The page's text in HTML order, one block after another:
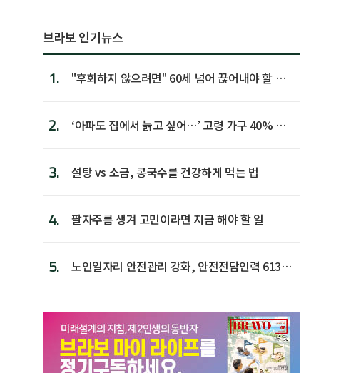
브라보 인기뉴스
1.
"후회하지 않으려면" 60세 넘어 끊어내야 할 사
2.
‘아파도 집에서 늙고 싶어…’ 고령 가구 40% 노
3. 설탕 vs 소금, 콩국수를 건강하게 먹는 법
4. 팔자주름 생겨 고민이라면 지금 해야 할 일
5.
노인일자리 안전관리 강화, 안전전담인력 613명